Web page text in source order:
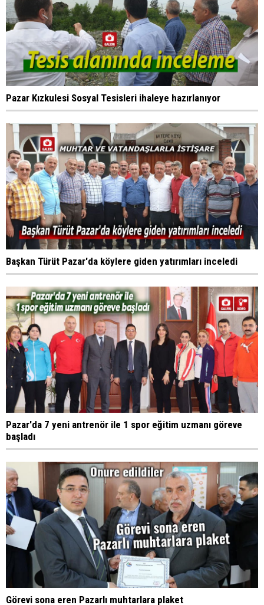
Pazar Kızkulesi Sosyal Tesisleri ihaleye hazırlanıyor
Başkan Türüt Pazar'da köylere giden yatırımları inceledi
Pazar'da 7 yeni antrenör ile 1 spor eğitim uzmanı göreve
başladı
Görevi sona eren Pazarlı muhtarlara plaket